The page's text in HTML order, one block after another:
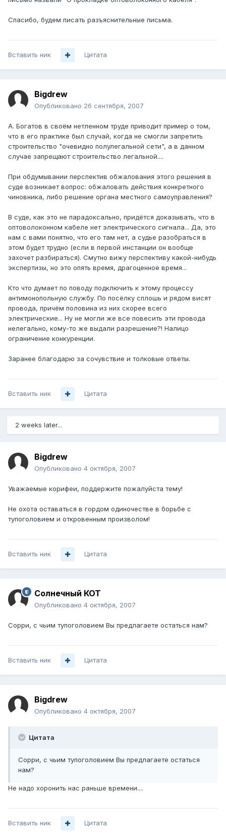
Спасибо, будем писать разъяснительные письма.
Вставить ник Цитата
Bigdrew
Опубликовано 26 сентября, 2007
А. Богатов в своём нетленном труде приводит пример о том,
что в его практике был случай, когда не смогли запретить
строительство "очевидно полулегальной сети", а в данном
случае запрещают строительство легальной....
При обдумывании перспектив обжалования этого решения в
суде возникает вопрос: обжаловать действия конкретного
чиновника, либо решение органа местного самоуправления?
В суде, как это не парадоксально, придётся доказывать, что в
оптоволоконном кабеле нет электрического сигнала... Да, это
нам с вами понятно, что его там нет, а судье разобраться в
этом будет трудно (если в первой инстанции он вообще
захочет разбираться). Смутно вижу перспективу какой-нибудь
экспертизы, но это опять время, драгоценное время...
Кто что думает по поводу подключить к этому процессу
антимонопольную службу. По посёлку сплошь и рядом висят
провода, причём половина из них скорее всего
электрические... Ну не могли же все повесить эти провода
нелегально, кому-то же выдали разрешение?! Налицо
ограничение конкуренции.
Заранее благодарю за сочувствие и толковые ответы.
Вставить ник Цитата
2 weeks later...
Bigdrew
Опубликовано 4 октября, 2007
Уважаемые корифеи, поддержите пожалуйста тему!
Не охота оставаться в гордом одиночестве в борьбе с
тупоголовием и откровенным произволом!
Вставить ник Цитата
Солнечный КОТ
Опубликовано 4 октября, 2007
Сорри, с чьим тупоголовием Вы предлагаете остаться нам?
Вставить ник Цитата
Bigdrew
Опубликовано 4 октября, 2007
Цитата
Сорри, с чьим тупоголовием Вы предлагаете остаться
нам?
Не надо хоронить нас раньше времени....
Вставить ник Цитата